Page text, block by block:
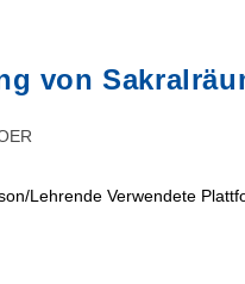
von
Lehrende Verwendete